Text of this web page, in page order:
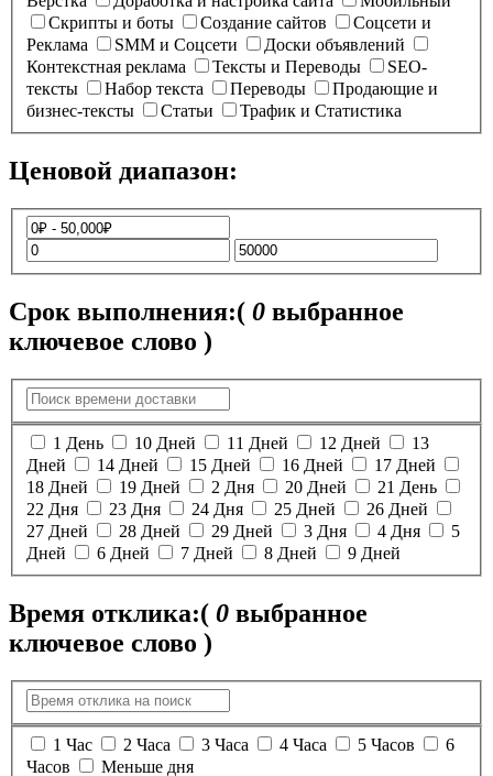
Скрипты и боты
Создание сайтов
Соцсети и
Реклама
SMM и Соцсети
Доски объявлений
Контекстная реклама
Тексты и Переводы
SEO-
тексты
Набор текста Переводы
Продающие и
бизнес-тексты
Статьи Трафик и Статистика
Ценовой диапазон:
Срок выполнения:( 0 выбранное
ключевое слово )
1 День 10 Дней 11 Дней 12 Дней
13
Дней
14 Дней 15 Дней 16 Дней
17 Дней
18 Дней
19 Дней 2 Дня 20 Дней
21 День
22 Дня
23 Дня 24 Дня 25 Дней
26 Дней
27 Дней
28 Дней 29 Дней 3 Дня 4 Дня
5
Дней
6 Дней 7 Дней 8 Дней 9 Дней
Время отклика:( 0 выбранное
ключевое слово )
1 Час 2 Часа 3 Часа 4 Часа 5 Часов
6
Часов
Меньше дня